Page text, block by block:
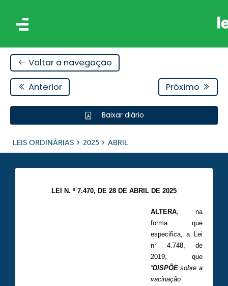
Voltar a navegação
Anterior Próximo
Baixar diário
LEIS ORDINÁRIAS 2025 ABRIL
LEI N. º 7.470, DE 28 DE ABRIL DE 2025
ALTERA, na
forma que
especifica, a Lei
n° 4.748, de
2019, que
“DISPÕEsobre a
vacinação